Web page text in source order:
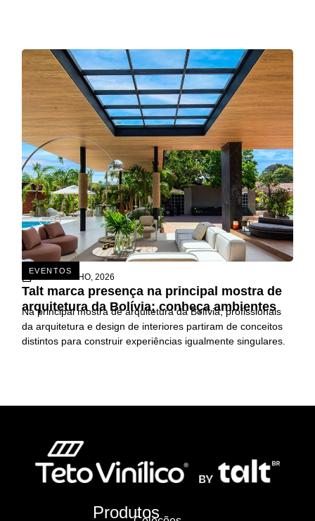
EVENTOS
26 DE JUNHO, 2026
Talt marca presença na principal mostra de
arquitetura da Bolívia; conheça ambientes
Na principal mostra de arquitetura da Bolívia, profissionais
da arquitetura e design de interiores partiram de conceitos
distintos para construir experiências igualmente singulares.
Produtos